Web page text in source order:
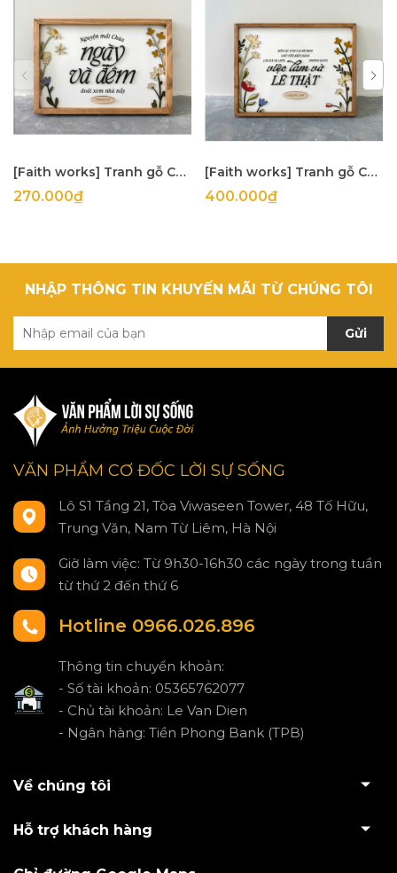
[Faith works] Tranh gỗ Câu gốc Nguyện mắt Chúa... II Sử Ký 6:20 20x30Cm
270.000₫
[Faith works] Tranh gỗ Câu gốc Việc làm và lẽ thật... I Giăng 3:18 30x40Cm
400.000₫
NHẬP THÔNG TIN KHUYẾN MÃI TỪ CHÚNG TÔI
Gửi
VĂN PHẨM CƠ ĐỐC LỜI SỰ SỐNG
Lô S1 Tầng 21, Tòa Viwaseen Tower, 48 Tố Hữu,
Trung Văn, Nam Từ Liêm, Hà Nội
Giờ làm việc: Từ 9h30-16h30 các ngày trong tuần
từ thứ 2 đến thứ 6
Hotline 0966.026.896
Thông tin chuyển khoản:
- Số tài khoản: 05365762077
- Chủ tài khoản: Le Van Dien
- Ngân hàng: Tiền Phong Bank (TPB)
Về chúng tôi
Hỗ trợ khách hàng